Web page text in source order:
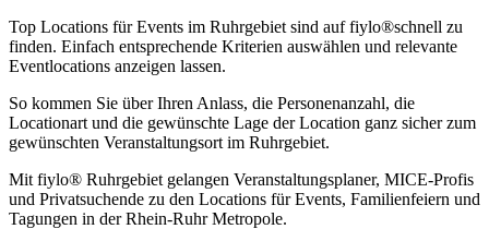
Top Locations für Events im Ruhrgebiet sind auf fiylo®schnell zu
finden. Einfach entsprechende Kriterien auswählen und relevante
Eventlocations anzeigen lassen.
So kommen Sie über Ihren Anlass, die Personenanzahl, die
Locationart und die gewünschte Lage der Location ganz sicher zum
gewünschten Veranstaltungsort im Ruhrgebiet.
Mit fiylo® Ruhrgebiet gelangen Veranstaltungsplaner, MICE-Profis
und Privatsuchende zu den Locations für Events, Familienfeiern und
Tagungen in der Rhein-Ruhr Metropole.